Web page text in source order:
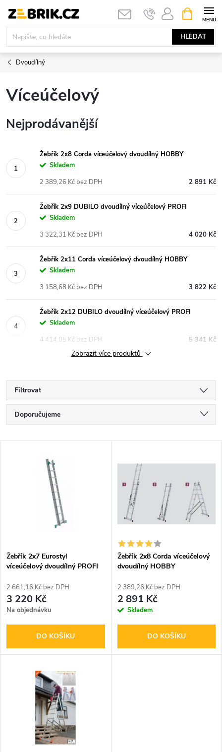
obsah
HLEDAT
NÁKUPNÍ
KOŠÍK
Dvoudílný
Víceúčelový
Nejprodávanější
Žebřík 2x8 Corda víceúčelový dvoudílný HOBBY
Skladem
2 891 Kč
2 389,26 Kč bez DPH
Žebřík 2x9 DUBILO dvoudílný víceúčelový PROFI
Skladem
4 020 Kč
3 322,31 Kč bez DPH
Žebřík 2x11 Corda víceúčelový dvoudílný HOBBY
Skladem
3 822 Kč
3 158,68 Kč bez DPH
Žebřík 2x12 DUBILO dvoudílný víceúčelový PROFI
Skladem
5 341 Kč
4 414,05 Kč bez DPH
Zobrazit více produktů
Filtrovat
Ř
a
p
r
o
u
Doporučujeme
Nejprodávanější
s
p
r
o
d
Žebřík 2x7 Eurostyl
víceúčelový dvoudílný PROFI
2 661,16 Kč bez DPH
3 220 Kč
Na objednávku
DO KOŠÍKU
Žebřík 2x8 Corda víceúčelový
dvoudílný HOBBY
2 389,26 Kč bez DPH
2 891 Kč
Skladem
DO KOŠÍKU